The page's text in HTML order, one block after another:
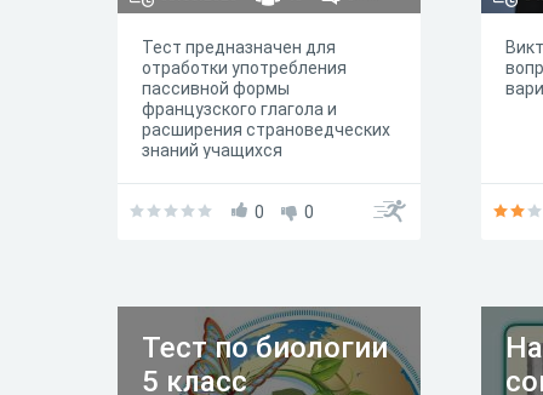
Тест предназначен для
отработки употребления
пассивной формы
французского глагола и
расширения страноведческих
знаний учащихся
0 0
Тест по биологии
5 класс